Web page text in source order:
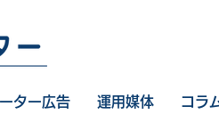
ター広告 運用媒体 コラ